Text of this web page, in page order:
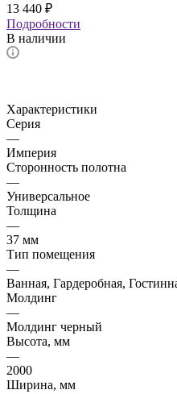
13 440 ₽
Подробности
В наличии
Характеристики
Серия
—
Империя
Сторонность полотна
—
Универсальное
Толщина
—
37 мм
Тип помещения
—
Ванная, Гардеробная,
Молдинг
—
Молдинг черный
Высота, мм
—
2000
Ширина, мм